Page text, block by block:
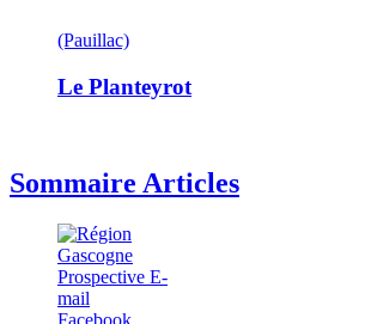
(Pauillac)
Le Planteyrot
Sommaire Articles